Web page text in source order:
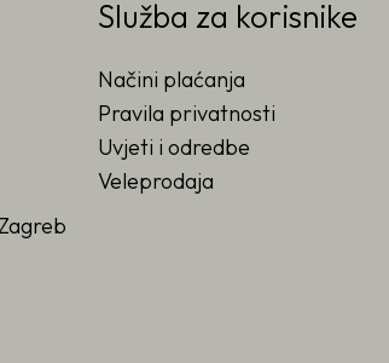
Služba za korisnike
Načini plaćanja
Pravila privatnosti
Uvjeti i odredbe
Veleprodaja